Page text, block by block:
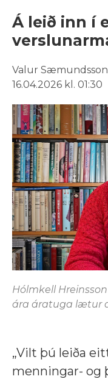
Á leið inn í
Valur
16.04.2026 kl. 01:30
Hólmkell
ára áratuga lætur
„Vilt þú leiða
menningar- og